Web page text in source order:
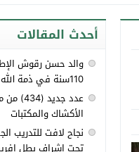
أحدث المقالات
والد حسن رقوش
110سنة في ذمة الله
الأكشاك والمكتبات
نجاح لافت للتدريب
تحت إشراف بطل